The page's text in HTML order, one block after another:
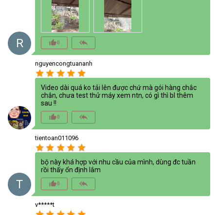
R thumb_up_alt0 reply_all
nguyencongtuananh
star star star star star
Video dài quá ko tải lên được chứ mà gói hàng chắc
chắn, chưa test thử máy xem ntn, có gì thì bl thêm
sau !!
thumb_up_alt0 reply_all
T
tientoan011096
star star star star star
bộ này khá hợp với nhu cầu của mình, dùng đc tuần
rồi thấy ổn định lắm
thumb_up_alt0 reply_all
v*****t